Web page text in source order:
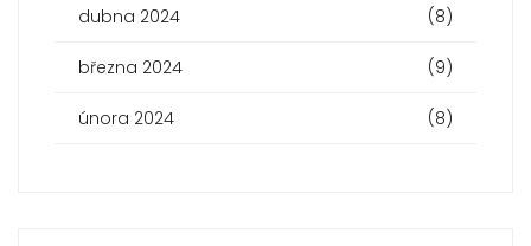
dubna 2024 (8)
března 2024 (9)
února 2024 (8)